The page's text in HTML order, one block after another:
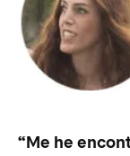
“Me he